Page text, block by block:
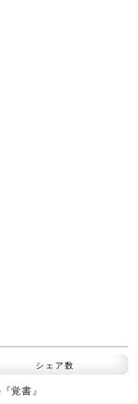
シェア数
覚書』